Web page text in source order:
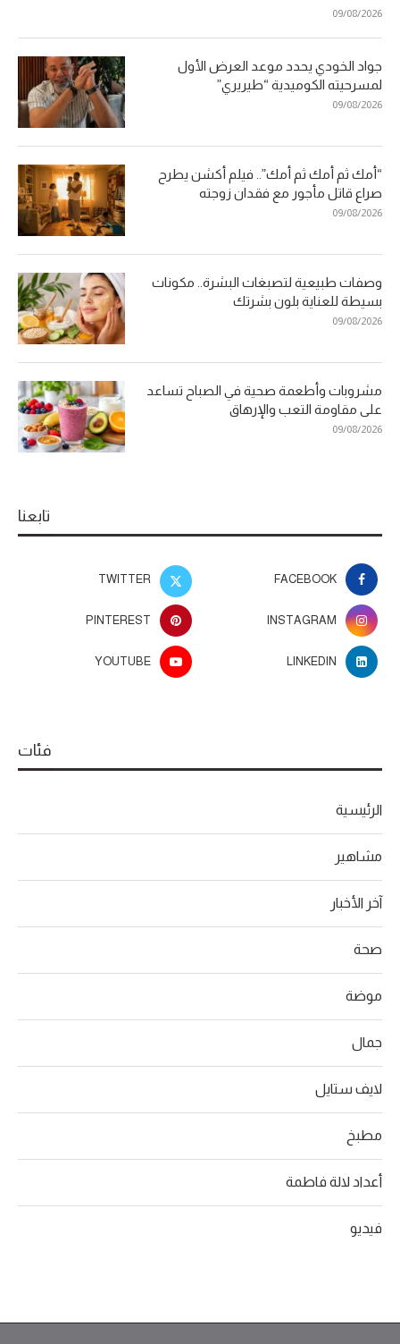
09/08/2026
جواد الخودي يحدد موعد العرض الأول
لمسرحيته الكوميدية “طيريري”
09/08/2026
“أمك ثم أمك ثم أمك”.. فيلم أكشن يطرح
صراع قاتل مأجور مع فقدان زوجته
09/08/2026
وصفات طبيعية لتصبغات البشرة.. مكونات
بسيطة للعناية بلون بشرتك
09/08/2026
مشروبات وأطعمة صحية في الصباح تساعد
على مقاومة التعب والإرهاق
09/08/2026
تابعنا
FACEBOOK
TWITTER
INSTAGRAM
PINTEREST
LINKEDIN
YOUTUBE
فئات
الرئيسية
مشاهير
آخر الأخبار
صحة
موضة
جمال
لايف ستايل
مطبخ
أعداد لالة فاطمة
فيديو